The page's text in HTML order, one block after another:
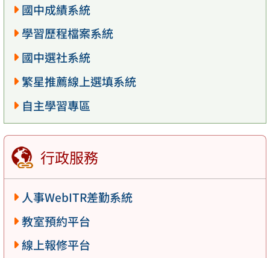
國中成績系統
學習歷程檔案系統
國中選社系統
繁星推薦線上選填系統
自主學習專區
行政服務
人事WebITR差勤系統
教室預約平台
線上報修平台